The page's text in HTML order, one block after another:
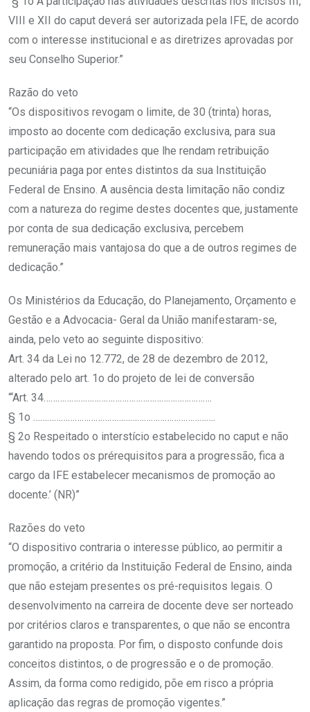
VIII e XII do caput deverá ser autorizada pela IFE, de acordo
com o interesse institucional e as diretrizes aprovadas por
seu Conselho Superior.”
Razão do veto
“Os dispositivos revogam o limite, de 30 (trinta) horas,
imposto ao docente com dedicação exclusiva, para sua
participação em atividades que lhe rendam retribuição
pecuniária paga por entes distintos da sua Instituição
Federal de Ensino. A ausência desta limitação não condiz
com a natureza do regime destes docentes que, justamente
por conta de sua dedicação exclusiva, percebem
remuneração mais vantajosa do que a de outros regimes de
dedicação.”
Os Ministérios da Educação, do Planejamento, Orçamento e
Gestão e a Advocacia- Geral da União manifestaram-se,
ainda, pelo veto ao seguinte dispositivo:
Art. 34 da Lei no 12.772, de 28 de dezembro de 2012,
alterado pelo art. 1o do projeto de lei de conversão
“‘Art. 34……………………………………………………………….
§ 1o …………………………………………………………………….
§ 2o Respeitado o interstício estabelecido no caput e não
havendo todos os prérequisitos para a progressão, fica a
cargo da IFE estabelecer mecanismos de promoção ao
docente.’ (NR)”
Razões do veto
“O dispositivo contraria o interesse público, ao permitir a
promoção, a critério da Instituição Federal de Ensino, ainda
que não estejam presentes os pré-requisitos legais. O
desenvolvimento na carreira de docente deve ser norteado
por critérios claros e transparentes, o que não se encontra
garantido na proposta. Por fim, o disposto confunde dois
conceitos distintos, o de progressão e o de promoção.
Assim, da forma como redigido, põe em risco a própria
aplicação das regras de promoção vigentes.”